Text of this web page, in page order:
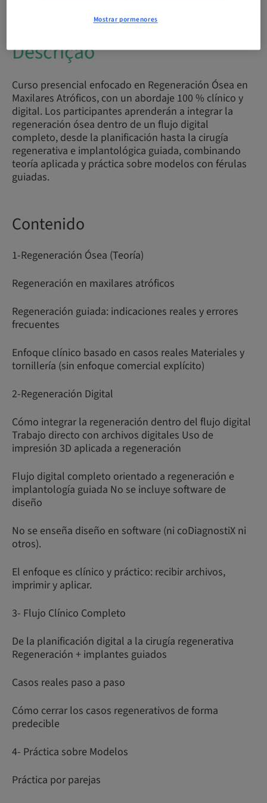
Descrição
Curso presencial enfocado en Regeneración Ósea en
Maxilares Atróficos, con un abordaje 100 % clínico y
digital. Los participantes aprenderán a integrar la
regeneración ósea dentro de un flujo digital
completo, desde la planificación hasta la cirugía
regenerativa e implantológica guiada, combinando
teoría aplicada y práctica sobre modelos con férulas
guiadas.
Contenido
1-Regeneración Ósea (Teoría)
Regeneración en maxilares atróficos
Regeneración guiada: indicaciones reales y errores
frecuentes
Enfoque clínico basado en casos reales Materiales y
tornillería (sin enfoque comercial explícito)
2-Regeneración Digital
Cómo integrar la regeneración dentro del flujo digital
Trabajo directo con archivos digitales Uso de
impresión 3D aplicada a regeneración
Flujo digital completo orientado a regeneración e
implantología guiada No se incluye software de
diseño
No se enseña diseño en software (ni coDiagnostiX ni
otros).
El enfoque es clínico y práctico: recibir archivos,
imprimir y aplicar.
3- Flujo Clínico Completo
De la planificación digital a la cirugía regenerativa
Regeneración + implantes guiados
Casos reales paso a paso
Cómo cerrar los casos regenerativos de forma
predecible
4- Práctica sobre Modelos
Práctica por parejas
Mostrar pormenores